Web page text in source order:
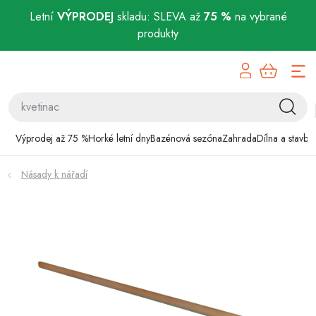
Letní VÝPRODEJskladu: SLEVA až 75 % na vybrané
produkty
Výprodej až 75 %Horké letní dnyBazénová sezónaZahradaDílna a stavba
Bazénová sezóna
Zahrada
Chovatelské potřeby
Násady k nářadí